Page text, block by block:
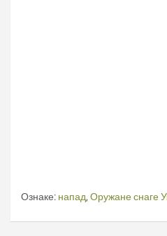
Ознаке: напад, Оружане снаге